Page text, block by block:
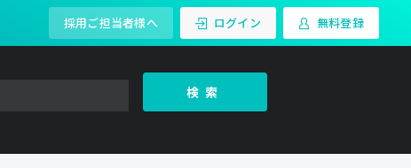
採用ご担当者様へ ログイン 無料登録
検索